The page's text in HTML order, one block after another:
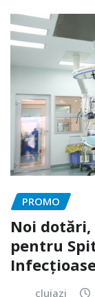
PROMO
Noi
pentru
clujazi